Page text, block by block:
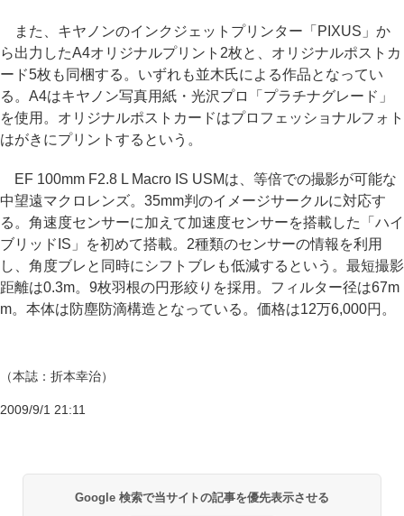
また、キヤノンのインクジェットプリンター「PIXUS」か
ら出力したA4オリジナルプリント2枚と、オリジナルポストカ
ード5枚も同梱する。いずれも並木氏による作品となってい
る。A4はキヤノン写真用紙・光沢プロ「プラチナグレード」
を使用。オリジナルポストカードはプロフェッショナルフォト
はがきにプリントするという。
EF 100mm F2.8 L Macro IS USMは、等倍での撮影が可能な
中望遠マクロレンズ。35mm判のイメージサークルに対応す
る。角速度センサーに加えて加速度センサーを搭載した「ハイ
ブリッドIS」を初めて搭載。2種類のセンサーの情報を利用
し、角度ブレと同時にシフトブレも低減するという。最短撮影
距離は0.3m。9枚羽根の円形絞りを採用。フィルター径は67m
m。本体は防塵防滴構造となっている。価格は12万6,000円。
（本誌：折本幸治）
2009/9/1 21:11
Google 検索で当サイトの記事を優先表示させる